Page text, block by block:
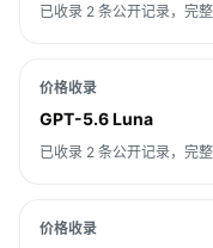
已收录 2 条公开记录，完
价格收录
GPT-5.6 Luna
已收录 2 条公开记录，完
价格收录